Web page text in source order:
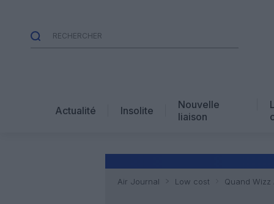
Actualité Insolite
Nouvelle
liaison
Air Journal Low cost Quand